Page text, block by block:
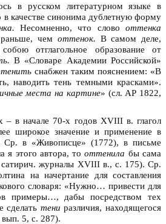
в русском литературном языке в
качестве синонима дублетную форму
Несомненно, что словооттенка
раньше, чем оттенок. В самом деле,
отглагольное образование от
В «Словаре Академии Российской»
снабжен таким пояснением: «В
наводить тень темными красками».
места на картине» (сл. АР 1822,
– в начале 70-х годов XVIII в. глагол
широкое значение и применение в
Ср. в «Живописце» (1772), в письме
я этого автора, тооттенила бы сама
сатирич. журналы XVIII в., с. 175). Ср.
на начертание для составления
словаря: «Нужно… привести для
примеры…, дабы посредством тех
сделать тени различия, находящегося
5, с. 287).